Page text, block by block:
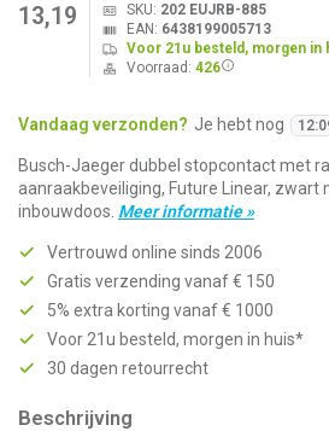
13,19
SKU: 202 EUJRB-885
EAN: 6438199005713
Voor 21u besteld, morgen in
Voorraad: 426
Vandaag verzonden? Je hebt nog 12:
Busch-Jaeger dubbel stopcontact met
aanraakbeveiliging, Future Linear, zwart
inbouwdoos. Meer informatie »
Vertrouwd online sinds 2006
Gratis verzending vanaf € 150
5% extra korting vanaf € 1000
Voor 21u besteld, morgen in huis*
30 dagen retourrecht
Beschrijving